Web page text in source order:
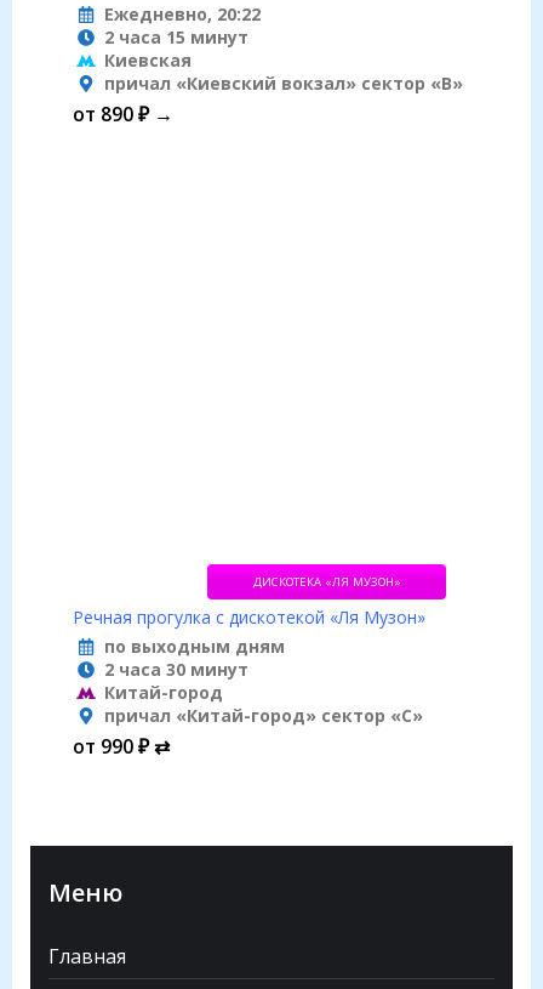
Ежедневно, 20:22
2 часа 15 минут
Киевская
причал «Киевский вокзал» сектор «B»
от 890 ₽ →
ДИСКОТЕКА «ЛЯ МУЗОН»
Речная прогулка с дискотекой «Ля Музон»
по выходным дням
2 часа 30 минут
Китай-город
причал «Китай-город» сектор «С»
от 990 ₽ ⇄
Меню
Главная